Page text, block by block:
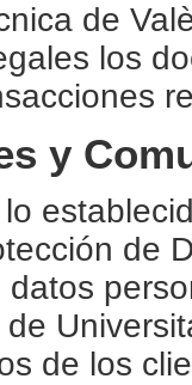
de
los
y
de
de los